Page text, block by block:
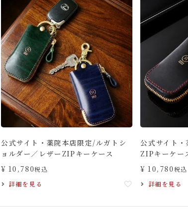
公式サイト・薬院本店限定/ルガトシ
ョルダー／レザーZIPキーケース
¥ 10,780税込
詳細を見る
公式サイト
ZIPキーケー
¥ 10,780税込
詳細を見る